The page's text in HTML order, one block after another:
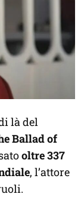
là del
Ballad of
oltre 337
, l’attore